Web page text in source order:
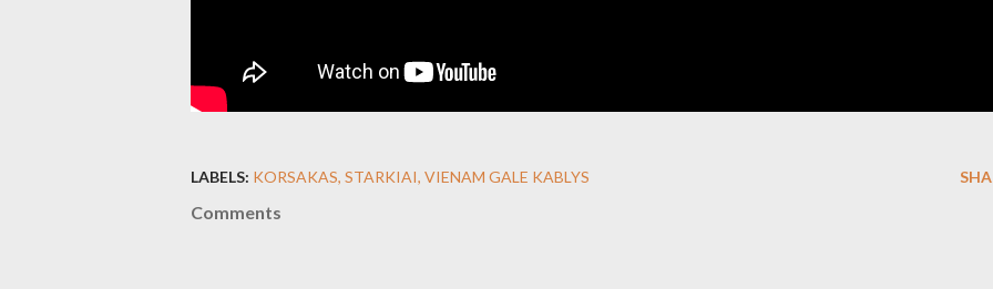
LABELS: KORSAKAS STARKIAI VIENAM GALE KABLYS
Comments